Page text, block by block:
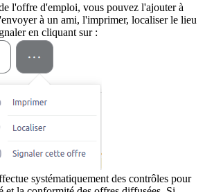
l'offre d'emploi, vous pouvez l'ajouter à
à un ami, l'imprimer, localiser le lieu
en cliquant sur :
systématiquement des contrôles pour